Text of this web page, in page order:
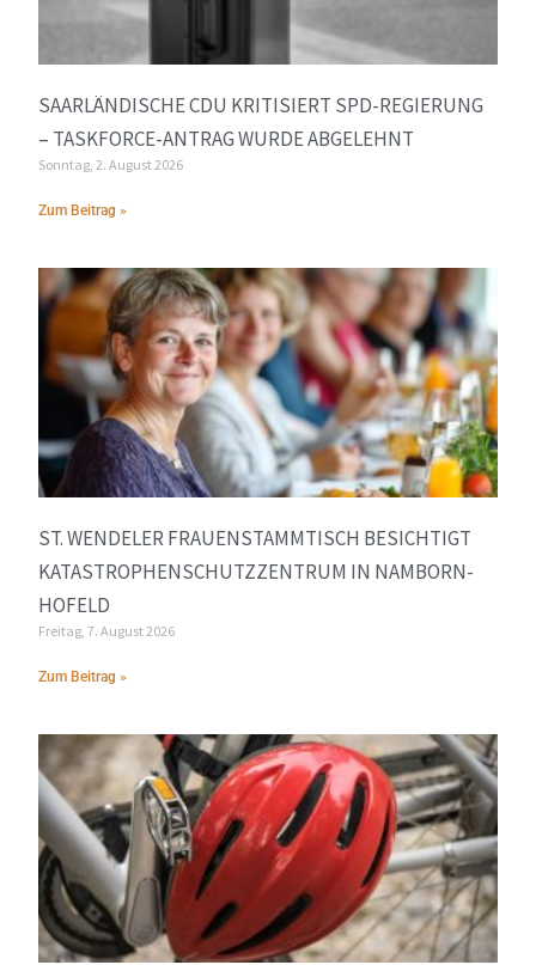
SAARLÄNDISCHE CDU KRITISIERT SPD-REGIERUNG
– TASKFORCE-ANTRAG WURDE ABGELEHNT
Sonntag, 2. August 2026
Zum Beitrag »
ST. WENDELER FRAUENSTAMMTISCH BESICHTIGT
KATASTROPHENSCHUTZZENTRUM IN NAMBORN-
HOFELD
Freitag, 7. August 2026
Zum Beitrag »